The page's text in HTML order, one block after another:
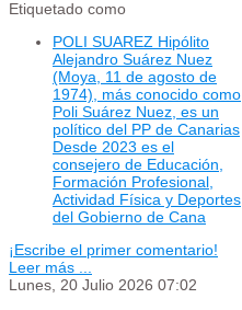
Etiquetado como
POLI SUAREZ Hipólito
Alejandro Suárez Nuez
(Moya, 11 de agosto de
1974), más conocido como
Poli Suárez Nuez, es un
político del PP de Canarias
Desde 2023 es el
consejero de Educación,
Formación Profesional,
Actividad Física y Deportes
del Gobierno de Cana
¡Escribe el primer comentario!
Leer más ...
Lunes, 20 Julio 2026 07:02